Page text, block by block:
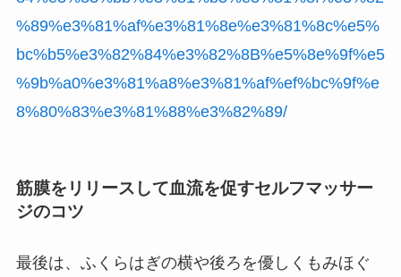
%89%e3%81%af%e3%81%8e%e3%81%8c%e5%
bc%b5%e3%82%84%e3%82%8B%e5%8e%9f%e5
%9b%a0%e3%81%a8%e3%81%af%ef%bc%9f%e
8%80%83%e3%81%88%e3%82%89/
筋膜をリリースして血流を促すセルフマッサー
ジのコツ
最後は、ふくらはぎの横や後ろを優しくもみほぐ